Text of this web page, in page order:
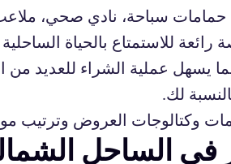
سباحة، نادي صحي، ملاعب
للاستمتاع بالحياة
يسهل عملية الشراء
لك.
وكتالوجات العروض وترتيب
في الساحل